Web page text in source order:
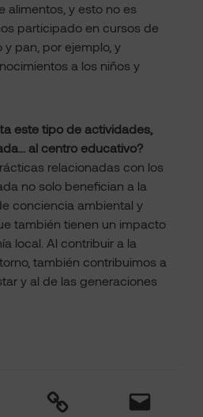
Link Mail
alimentos, y esto no es
participado en cursos de
pan, por ejemplo, y
a los niños y
este tipo de actividades,
al centro educativo?
relacionadas con los
no solo benefician a la
conciencia ambiental y
también tienen un impacto
local. Al contribuir a la
también contribuimos a
y al de las generaciones